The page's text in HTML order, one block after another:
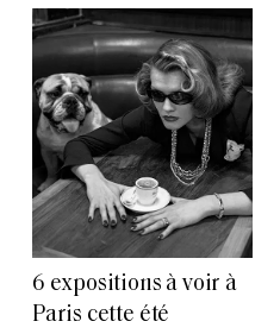
6 expositions à voir à
Paris cette été